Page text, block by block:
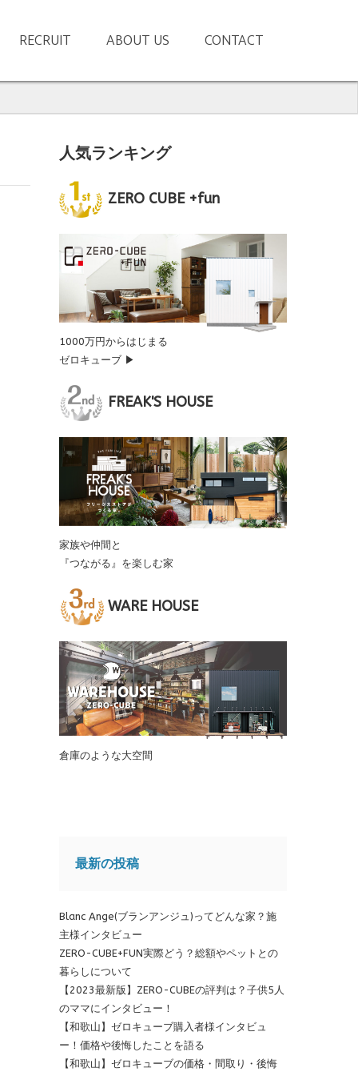
RECRUIT ABOUT US CONTACT
人気ランキング
ZERO CUBE +fun
1000万円からはじまる
ゼロキューブ ▶
FREAK'S HOUSE
家族や仲間と
『つながる』を楽しむ家
WARE HOUSE
倉庫のような大空間
最新の投稿
Blanc Ange(ブランアンジュ)ってどんな家？施
主様インタビュー
ZERO-CUBE+FUN実際どう？総額やペットとの
暮らしについて
【2023最新版】ZERO-CUBEの評判は？子供5人
のママにインタビュー！
【和歌山】ゼロキューブ購入者様インタビュ
ー！価格や後悔したことを語る
【和歌山】ゼロキューブの価格・間取り・後悔